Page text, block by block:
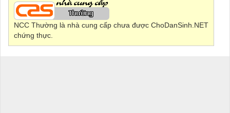
NCC Thường là nhà cung cấp chưa được ChoDanSinh.NET
chứng thực.